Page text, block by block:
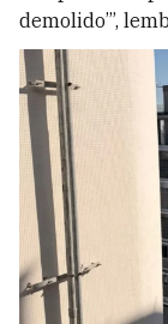
demolido’”,